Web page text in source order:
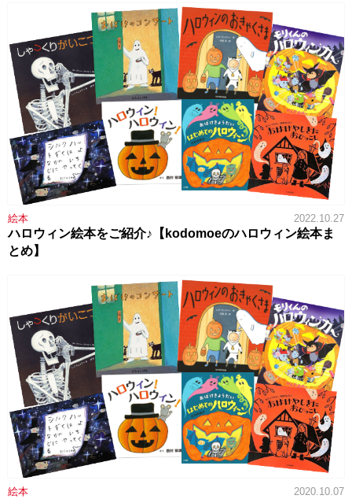
絵本 2022.10.27
ハロウィン絵本をご紹介♪【kodomoeのハロウィン絵本ま
とめ】
絵本 2020.10.07